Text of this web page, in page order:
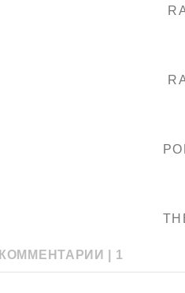
КОММЕНТАРИИ | 1